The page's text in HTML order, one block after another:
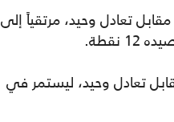
حقق فوزه الثالث، مقابل تعادل وحيد، مرتقياً إلى
تعادل وحيد، ليستمر في